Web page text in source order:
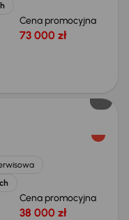
Cena promocyjna
73 000 zł
Cena promocyjna
38 000 zł